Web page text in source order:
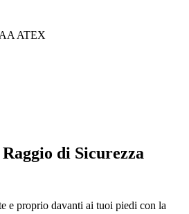
di Sicurezza
e proprio davanti ai tuoi piedi con la